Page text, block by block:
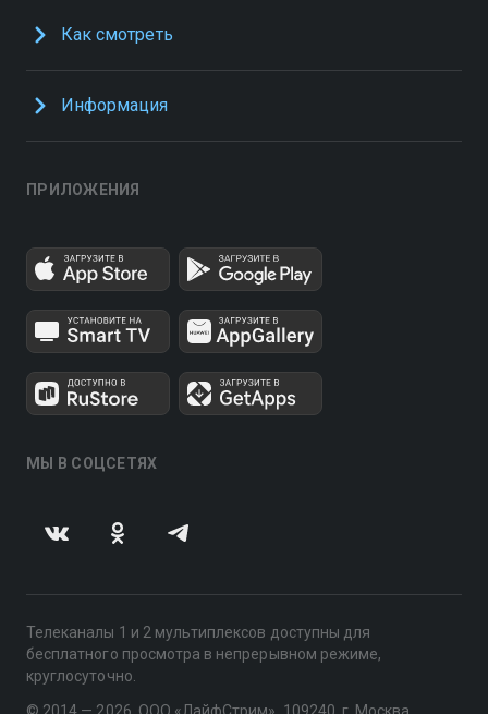
Как смотреть
Информация
ПРИЛОЖЕНИЯ
МЫ В СОЦСЕТЯХ
Телеканалы 1 и 2 мультиплексов доступны для
бесплатного просмотра в непрерывном режиме,
круглосуточно.